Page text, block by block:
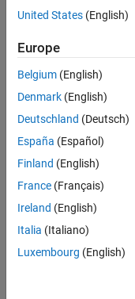
ON THIS PAGE
Model
Simulation Results from
See Also
Simulation
This script
United States (English)
Europe
Belgium (English)
Denmark (English)
Deutschland (Deutsch)
España (Español)
Finland (English)
France (Français)
Ireland (English)
Italia (Italiano)
Luxembourg (English)